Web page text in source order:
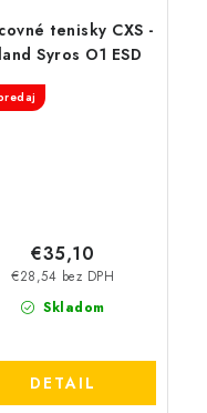
tenisky CXS -
Syros O1 ESD
Skladom
€28,54 bez DPH
€35,10
DETAIL